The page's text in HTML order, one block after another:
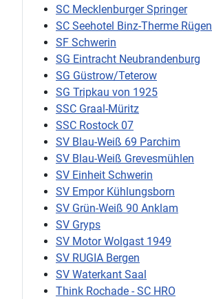
SC Mecklenburger Springer
SC Seehotel Binz-Therme Rügen
SF Schwerin
SG Eintracht Neubrandenburg
SG Güstrow/Teterow
SG Tripkau von 1925
SSC Graal-Müritz
SSC Rostock 07
SV Blau-Weiß 69 Parchim
SV Blau-Weiß Grevesmühlen
SV Einheit Schwerin
SV Empor Kühlungsborn
SV Grün-Weiß 90 Anklam
SV Gryps
SV Motor Wolgast 1949
SV RUGIA Bergen
SV Waterkant Saal
Think Rochade - SC HRO